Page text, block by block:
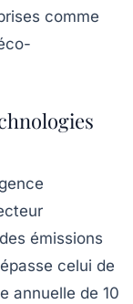
comme
émissions
celui de
annuelle de 10